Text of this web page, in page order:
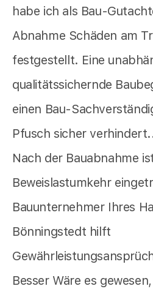
habe ich als Bau-
Abnahme Schäden am
festgestellt. Eine
qualitätssichernde
einen Bau-
Pfusch sicher
Nach der Bauabnahme
Beweislastumkehr
Bauunternehmer Ihres
Bönningstedt hilft
Besser Wäre es